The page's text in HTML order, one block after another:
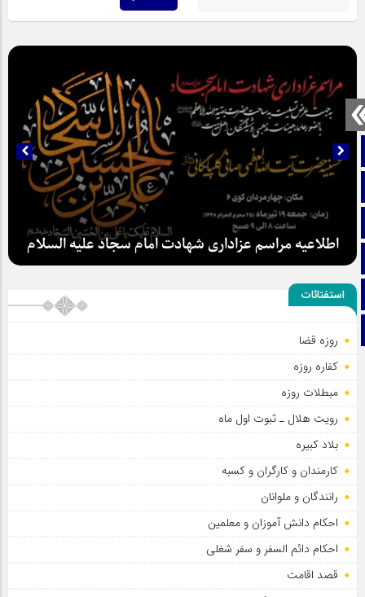
صفحه نخست
آپارات
اینستاگرام
اطلاعیه مراسم عزاداری شهادت امام سجاد علیه السلام
استفتائات
روزه قضا
کفاره روزه
مبطلات روزه
رویت هلال ـ ثبوت اول ماه
بلاد کبیره
کارمندان و کارگران و کسبه
رانندگان و ملوانان
احکام دانش آموزان و معلمین
احکام دائم السفر و سفر شغلی
قصد اقامت